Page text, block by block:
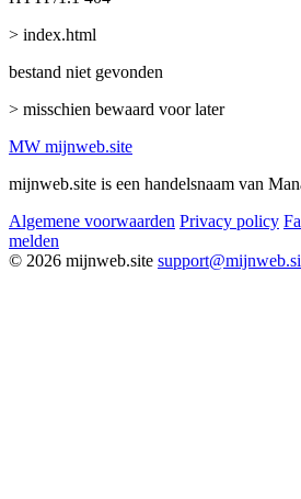
> index.html
bestand niet gevonden
> misschien bewaard voor later
MW mijnweb.site
mijnweb.site is een handelsnaam van
Algemene voorwaarden Privacy policy
melden
© 2026 mijnweb.site